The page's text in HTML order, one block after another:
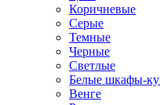
Коричневые
Серые
Темные
Черные
Светлые
Белые шкафы-
Венге